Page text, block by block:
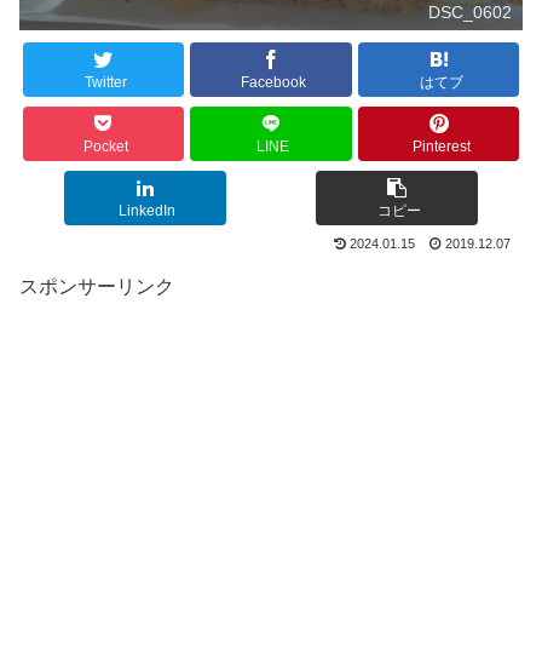
DSC_0602
Twitter Facebook はてブ
Pocket LINE Pinterest
LinkedIn コピー
2024.01.15 2019.12.07
スポンサーリンク